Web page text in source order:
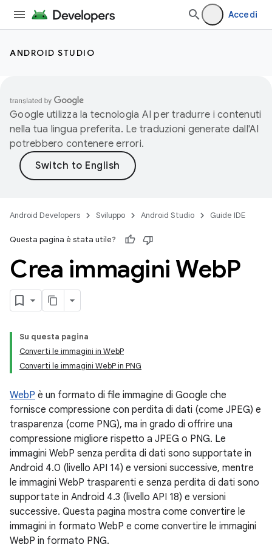
Accedi
ANDROID STUDIO
Google utilizza la tecnologia AI per tradurre i contenuti
nella tua lingua preferita. Le traduzioni generate dall'AI
potrebbero contenere errori.
Android Developers Sviluppo Android Studio Guide IDE
Questa pagina è stata utile?
Crea immagini WebP
Su questa pagina
Converti le immagini in WebP
Converti le immagini WebP in PNG
WebP è un formato di file immagine di Google che
fornisce compressione con perdita di dati (come JPEG) e
trasparenza (come PNG), ma in grado di offrire una
compressione migliore rispetto a JPEG o PNG. Le
immagini WebP senza perdita di dati sono supportate in
Android 4.0 (livello API 14) e versioni successive, mentre
le immagini WebP trasparenti e senza perdita di dati sono
supportate in Android 4.3 (livello API 18) e versioni
successive. Questa pagina mostra come convertire le
immagini in formato WebP e come convertire le immagini
WebP in formato PNG.